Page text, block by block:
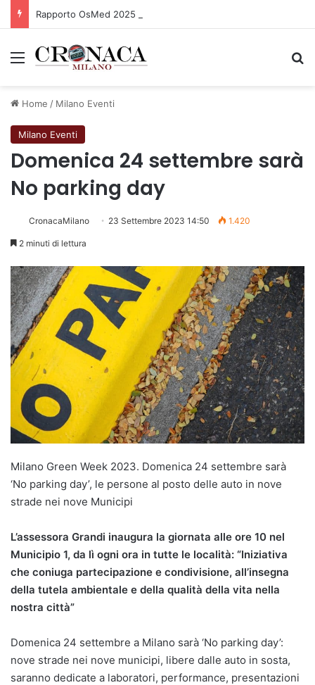
Rapporto OsMed 2025 sull’uso dei farmaci in Italia
Menu
Home / Milano Eventi
Milano Eventi
Domenica 24 settembre sarà
No parking day
CronacaMilano 23 Settembre 2023 14:50 1.420
2 minuti di lettura
Milano Green Week 2023. Domenica 24 settembre sarà
‘No parking day’, le persone al posto delle auto in nove
strade nei nove Municipi
L’assessora Grandi inaugura la giornata alle ore 10 nel
Municipio 1, da lì ogni ora in tutte le località: “Iniziativa
che coniuga partecipazione e condivisione, all’insegna
della tutela ambientale e della qualità della vita nella
nostra città”
Domenica 24 settembre a Milano sarà ‘No parking day’:
nove strade nei nove municipi, libere dalle auto in sosta,
saranno dedicate a laboratori, performance, presentazioni